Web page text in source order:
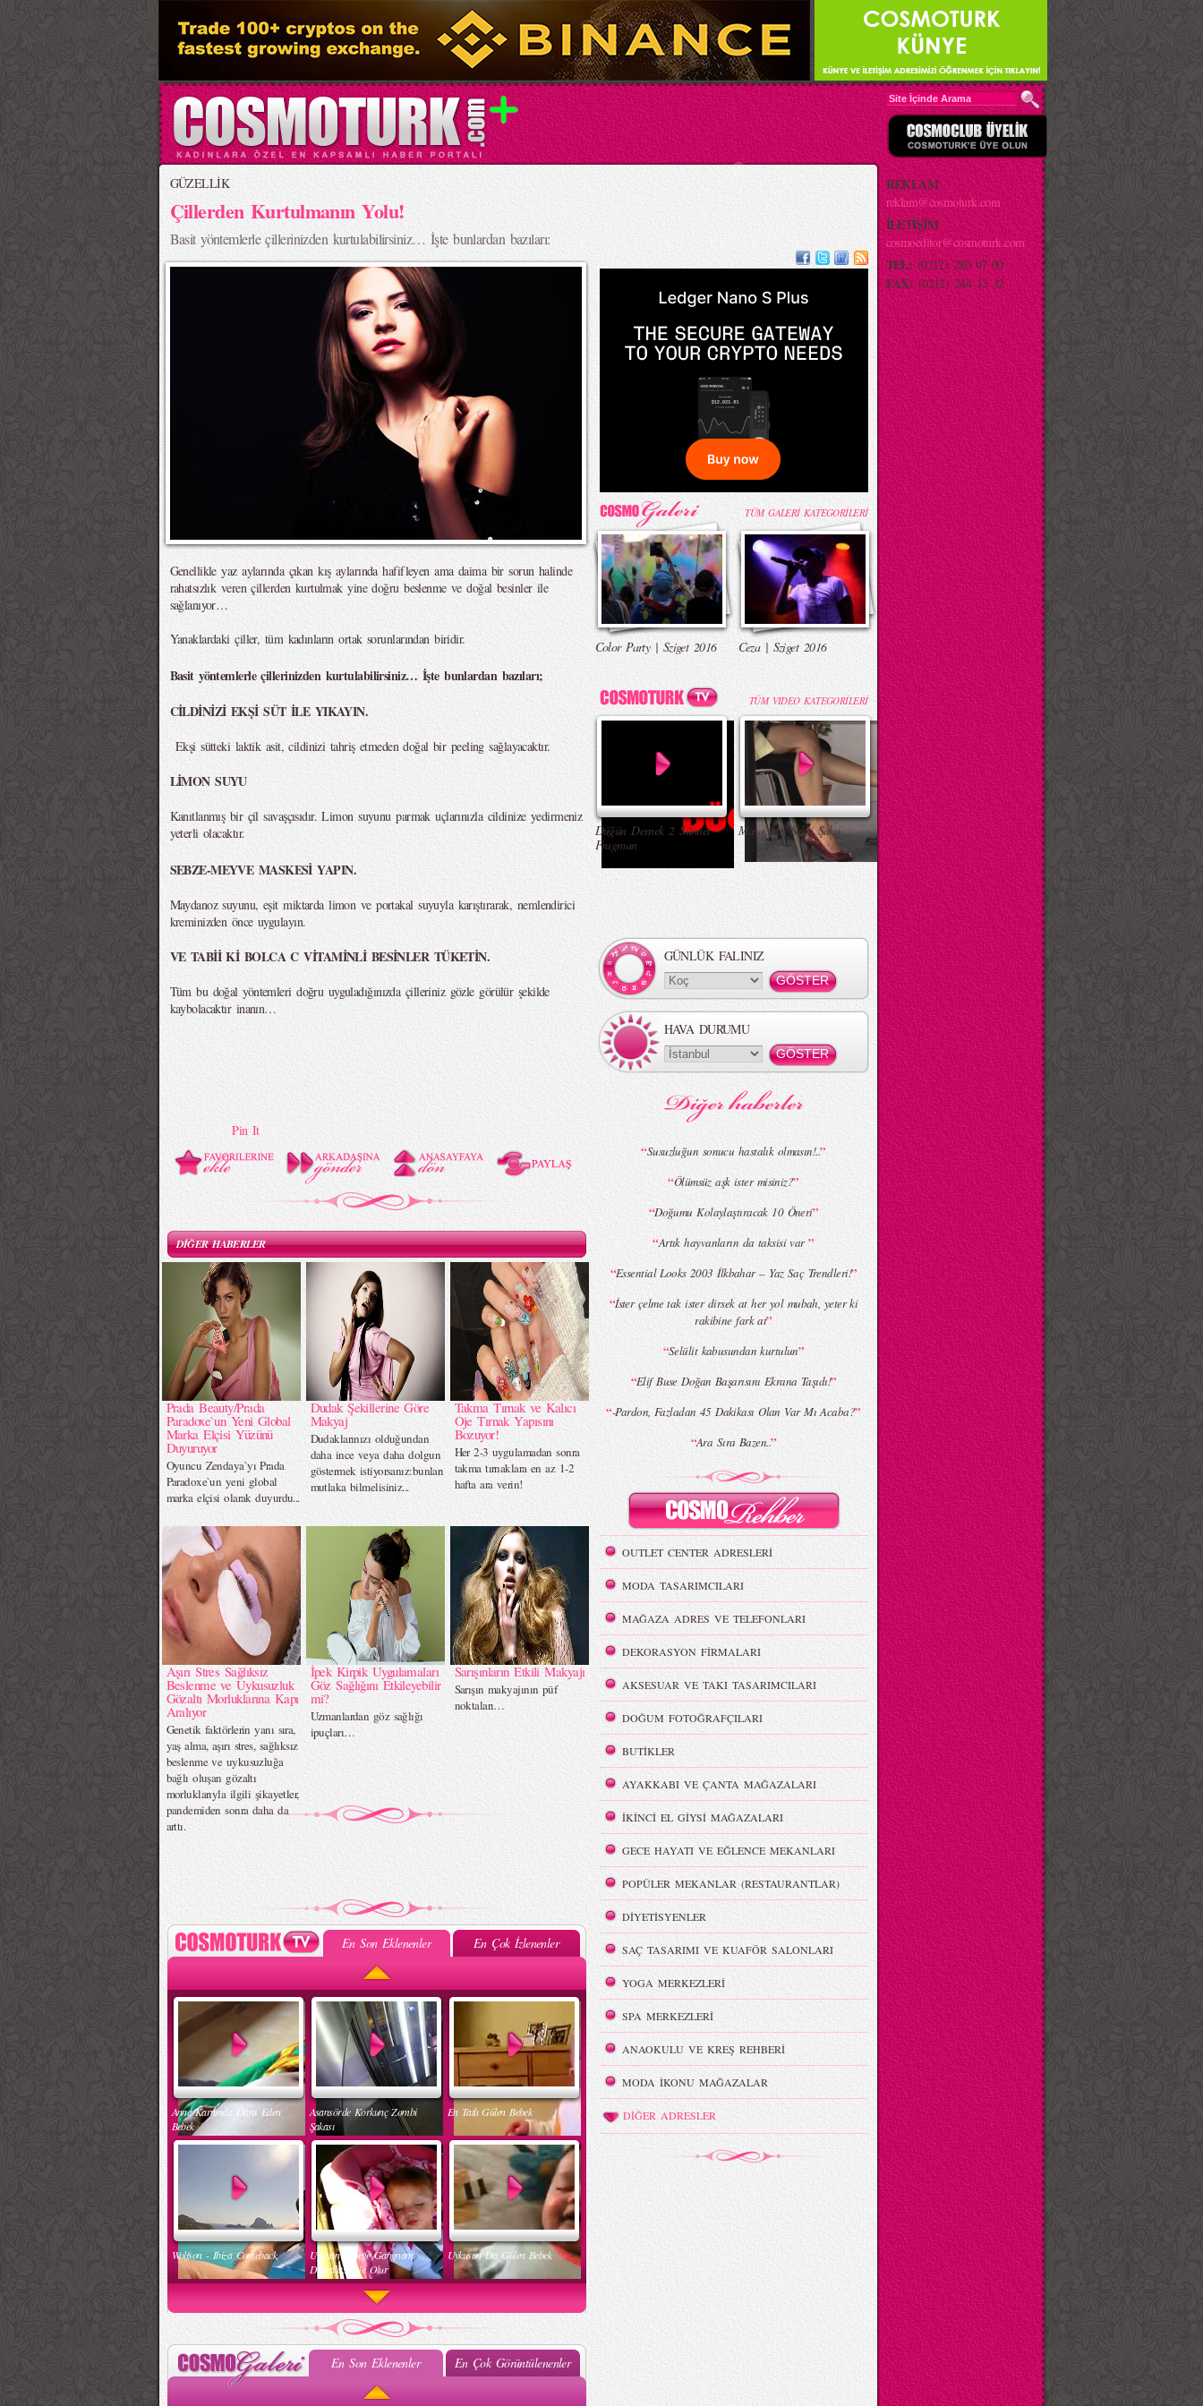
GÜZELLİK
Çillerden Kurtulmanın Yolu!
Basit yöntemlerle çillerinizden kurtulabilirsiniz… İşte bunlardan bazıları:
Genellikle yaz aylarında çıkan kış aylarında hafifleyen ama daima bir sorun halinde
rahatsızlık veren çillerden kurtulmak yine doğru beslenme ve doğal besinler ile
sağlanıyor…
Yanaklardaki çiller, tüm kadınların ortak sorunlarından biridir.
Basit yöntemlerle çillerinizden kurtulabilirsiniz… İşte bunlardan bazıları;
CİLDİNİZİ EKŞİ SÜT İLE YIKAYIN.
Ekşi sütteki laktik asit, cildinizi tahriş etmeden doğal bir peeling sağlayacaktır.
LİMON SUYU
Kanıtlanmış bir çil savaşçısıdır. Limon suyunu parmak uçlarınızla cildinize yedirmeniz
yeterli olacaktır.
SEBZE-MEYVE MASKESİ YAPIN.
Maydanoz suyunu, eşit miktarda limon ve portakal suyuyla karıştırarak, nemlendirici
kreminizden önce uygulayın.
VE TABİİ Kİ BOLCA C VİTAMİNLİ BESİNLER TÜKETİN.
Tüm bu doğal yöntemleri doğru uyguladığınızda çilleriniz gözle görülür şekilde
kaybolacaktır inanın…
Pin It
DİĞER HABERLER
Prada Beauty/Prada
Paradoxe`un Yeni Global
Marka Elçisi Yüzünü
Duyuruyor
Oyuncu Zendaya`yı Prada
Paradoxe`un yeni global
marka elçisi olarak duyurdu...
Dudak Şekillerine Göre
Makyaj
Dudaklarınızı olduğundan
daha ince veya daha dolgun
göstermek istiyorsanız:bunları
mutlaka bilmelisiniz...
Takma Tırnak ve Kalıcı
Oje Tırnak Yapısını
Bozuyor!
Her 2-3 uygulamadan sonra
takma tırnaklara en az 1-2
hafta ara verin!
Aşırı Stres Sağlıksız
Beslenme ve Uykusuzluk
Gözaltı Morluklarına Kapı
Aralıyor
Genetik faktörlerin yanı sıra,
yaş alma, aşırı stres, sağlıksız
beslenme ve uykusuzluğa
bağlı oluşan gözaltı
morluklarıyla ilgili şikayetler,
pandemiden sonra daha da
arttı.
İpek Kirpik Uygulamaları
Göz Sağlığını Etkileyebilir
mi?
Uzmanlardan göz sağlığı
ipuçları…
Sarışınların Etkili Makyajı
Sarışın makyajının püf
noktaları…
En Son Eklenenler En Çok İzlenenler
Anne Karnında Dans Eden
Bebek
Asansörde Korkunç Zombi
Şakası
En Tatlı Gülen Bebek
Wolfson - Ibiza Comeback
Uyuyan Bebeğe Gangnam
Dinletilirse Ne Olur
Uykusun Da Gülen Bebek
Güzel Hatun Kullanarak
En Son Eklenenler En Çok Görüntülenenler
TÜM GALERİ KATEGORİLERİ
Color Party | Sziget 2016 Ceza | Sziget 2016
TÜM VIDEO KATEGORİLERİ
Düğün Dernek 2 Sünnet -
Fragman
Masa Altı Seksi Şaka
GÜNLÜK FALINIZ
HAVA DURUMU
“Susuzluğun sonucu hastalık olmasın!..”
“Ölümsüz aşk ister misiniz?”
“Doğumu Kolaylaştıracak 10 Öneri”
“Artık hayvanların da taksisi var”
“Essential Looks 2003 İlkbahar – Yaz Saç Trendleri!”
“İster çelme tak ister dirsek at her yol mubah, yeter ki
rakibine fark at”
“Selülit kabusundan kurtulun”
“Elif Buse Doğan Başarısını Ekrana Taşıdı!”
“-Pardon, Fazladan 45 Dakikası Olan Var Mı Acaba?”
“Ara Sıra Bazen..”
OUTLET CENTER ADRESLERİ
MODA TASARIMCILARI
MAĞAZA ADRES VE TELEFONLARI
DEKORASYON FİRMALARI
AKSESUAR VE TAKI TASARIMCILARI
DOĞUM FOTOĞRAFÇILARI
BUTİKLER
AYAKKABI VE ÇANTA MAĞAZALARI
İKİNCİ EL GİYSİ MAĞAZALARI
GECE HAYATI VE EĞLENCE MEKANLARI
POPÜLER MEKANLAR (RESTAURANTLAR)
DİYETİSYENLER
SAÇ TASARIMI VE KUAFÖR SALONLARI
YOGA MERKEZLERİ
SPA MERKEZLERİ
ANAOKULU VE KREŞ REHBERİ
MODA İKONU MAĞAZALAR
DİĞER ADRESLER
REKLAM
reklam@cosmoturk.com
İLETİŞİM
cosmoeditor@cosmoturk.com
TEL: (0212) 280 07 00
FAX: (0212) 244 13 32